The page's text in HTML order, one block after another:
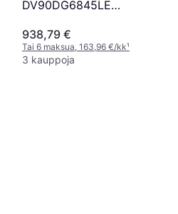
DV90DG6845LE
938,79 €
Tai 6 maksua, 163,96 €/kk¹
3 kauppoja